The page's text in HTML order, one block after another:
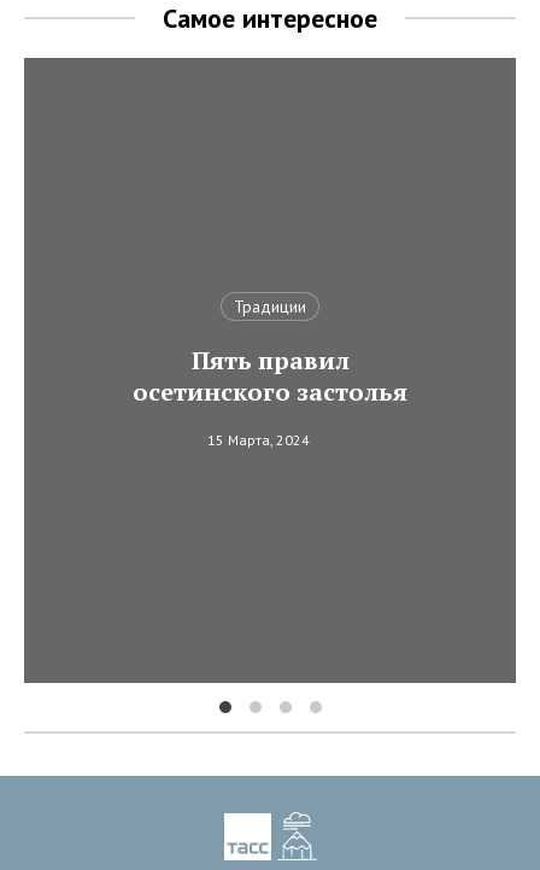
Самое интересное
Традиции
Пять правил
осетинского застолья
15 Марта, 2024